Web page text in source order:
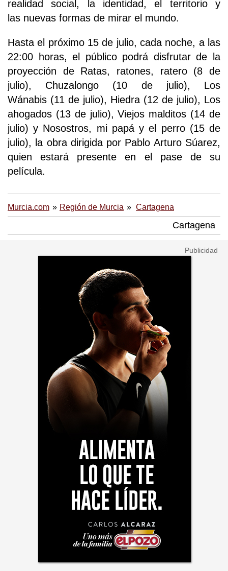
realidad social, la identidad, el territorio y
las nuevas formas de mirar el mundo.
Hasta el próximo 15 de julio, cada noche, a las
22:00 horas, el público podrá disfrutar de la
proyección de Ratas, ratones, ratero (8 de
julio), Chuzalongo (10 de julio), Los
Wánabis (11 de julio), Hiedra (12 de julio), Los
ahogados (13 de julio), Viejos malditos (14 de
julio) y Nosostros, mi papá y el perro (15 de
julio), la obra dirigida por Pablo Arturo Súarez,
quien estará presente en el pase de su
película.
Murcia.com Región de Murcia Cartagena
Cartagena